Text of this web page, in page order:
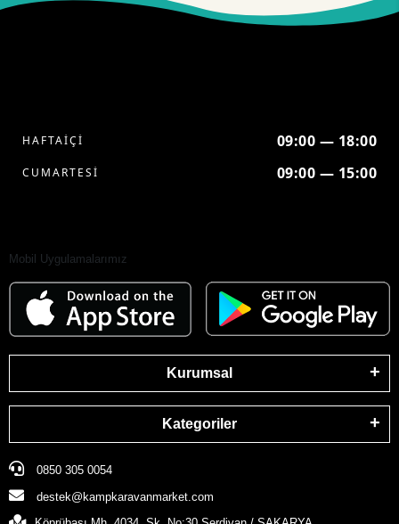
HAFTAİÇİ 09:00 — 18:00
CUMARTESİ 09:00 — 15:00
Mobil Uygulamalarımız
Kurumsal
Kategoriler
0850 305 0054
destek@kampkaravanmarket.com